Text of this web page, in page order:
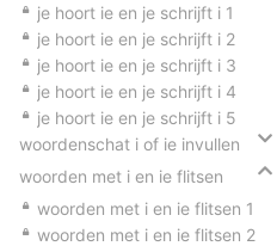
je hoort ie en je schrijft i 1
je hoort ie en je schrijft i 2
je hoort ie en je schrijft i 3
je hoort ie en je schrijft i 4
je hoort ie en je schrijft i 5
woordenschat i of ie invullen
woorden met i en ie flitsen
woorden met i en ie flitsen 1
woorden met i en ie flitsen 2